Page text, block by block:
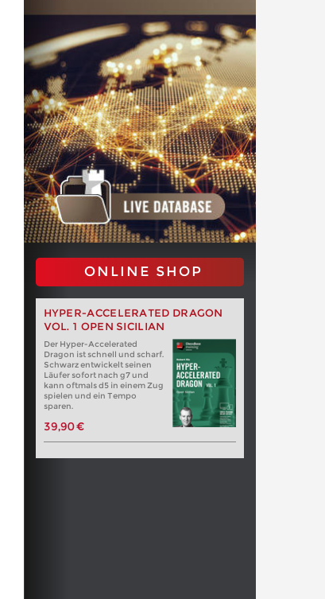
ONLINE SHOP
HYPER-ACCELERATED DRAGON
VOL. 1 OPEN SICILIAN
Der Hyper-Accelerated
Dragon ist schnell und scharf.
Schwarz entwickelt seinen
Läufer sofort nach g7 und
kann oftmals d5 in einem Zug
spielen und ein Tempo
sparen.
39,90 €